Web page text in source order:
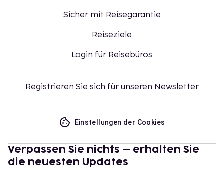
Sicher mit Reisegarantie
Reiseziele
Login für Reisebüros
Registrieren Sie sich für unseren Newsletter
Einstellungen der Cookies
Verpassen Sie nichts – erhalten Sie
die neuesten Updates